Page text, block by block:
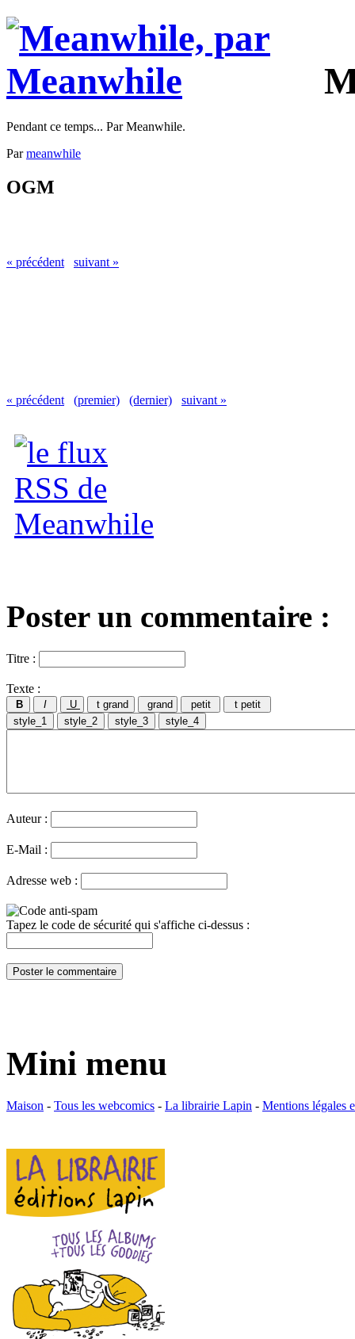
Pendant ce temps... Par Meanwhile.
Parmeanwhile
OGM
« précédent suivant »
« précédent (premier) (dernier) suivant »
Poster un commentaire :
Titre :
Texte :
Auteur :
E-Mail :
Adresse web :
Tapez le code de sécurité qui s'affiche ci-dessus :
Mini menu
Maison - Tous les webcomics - La librairie Lapin - Mentions légales